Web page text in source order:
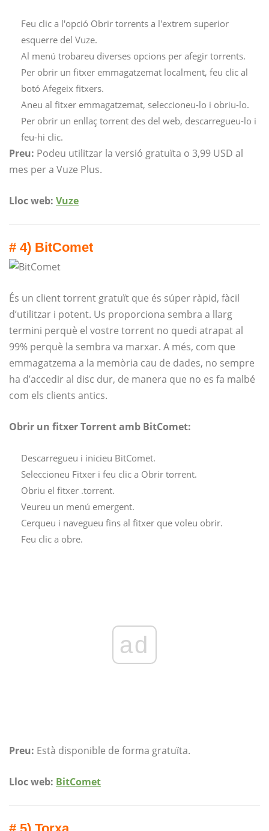
Feu clic a l'opció Obrir torrents a l'extrem superior
esquerre del Vuze.
Al menú trobareu diverses opcions per afegir torrents.
Per obrir un fitxer emmagatzemat localment, feu clic al
botó Afegeix fitxers.
Aneu al fitxer emmagatzemat, seleccioneu-lo i obriu-lo.
Per obrir un enllaç torrent des del web, descarregueu-lo i
feu-hi clic.
Preu: Podeu utilitzar la versió gratuïta o 3,99 USD al
mes per a Vuze Plus.
Lloc web: Vuze
# 4) BitComet
És un client torrent gratuït que és súper ràpid, fàcil
d’utilitzar i potent. Us proporciona sembra a llarg
termini perquè el vostre torrent no quedi atrapat al
99% perquè la sembra va marxar. A més, com que
emmagatzema a la memòria cau de dades, no sempre
ha d’accedir al disc dur, de manera que no es fa malbé
com els clients antics.
Obrir un fitxer Torrent amb BitComet:
Descarregueu i inicieu BitComet.
Seleccioneu Fitxer i feu clic a Obrir torrent.
Obriu el fitxer .torrent.
Veureu un menú emergent.
Cerqueu i navegueu fins al fitxer que voleu obrir.
Feu clic a obre.
ad
Preu: Està disponible de forma gratuïta.
Lloc web: BitComet